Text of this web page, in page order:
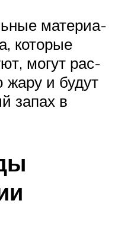
мате­ри­а­
кото­рые
могут рас­
и будут
запах в